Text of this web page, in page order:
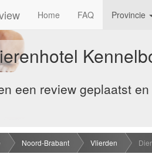
Home FAQ Provincie
een review geplaatst
Noord-Brabant Vlierden